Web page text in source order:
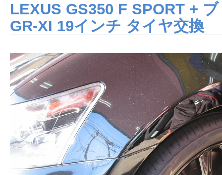
LEXUS GS350 F SPORT +
GR-XI 19インチ タイヤ交換